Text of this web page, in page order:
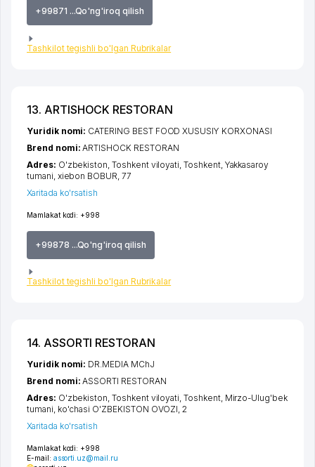
+99871 ...Qo'ng'iroq qilish
Tashkilot tegishli bo'lgan Rubrikalar
13. ARTISHOCK RESTORAN
Mamlakat kodi: +998
+99878 ...Qo'ng'iroq qilish
Tashkilot tegishli bo'lgan Rubrikalar
Yuridik nomi: CATERING BEST FOOD XUSUSIY KORXONASI
Brend nomi:ARTISHOCK RESTORAN
Adres: O'zbekiston,Toshkent viloyati ,Toshkent, Yakkasaroy
tumani xiеbon BOBUR , 77
Xaritada ko'rsatish
14. ASSORTI RESTORAN
Mamlakat kodi: +998
E-mail: assorti.uz@mail.ru
Yuridik nomi: DR.MEDIA MChJ
Brend nomi:ASSORTI RESTORAN
Adres: O'zbekiston,Toshkent viloyati ,Toshkent, Mirzo-Ulug'bek
tumani ko'chasi O'ZBEKISTON OVOZI , 2
Xaritada ko'rsatish